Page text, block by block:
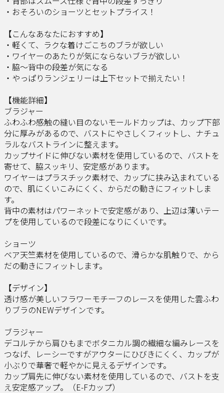
・おそろいのショーツとセットプライス！
【こんなあなたにおすすめ】
・軽くて、ラクな着けごこちのブラが欲しい
・ワイヤーのあたりが気にならないブラが欲しい
・脇～背中の段差が気になる
・やっぱりランジェリーは上下セットで揃えたい！
【機能詳細】
ブラジャー
ふわふわ感触の縫い目のないモールドカップは、カップ下部
分に厚みがあるので、バストにやさしくフィットし、ナチュ
ラルなバストラインに整えます。
カップサイドに伸びない素材を使用しているので、バストを
寄せて、脇スッキリ、安定感があります。
ワイヤーはプラスチック素材で、カップに挟み込まれている
ので、肌にくいこみにくく、からだの動きにフィットしま
す。
背中の素材はパワーネットで安定感があり、上辺は薄いテー
プを使用しているので段差になりにくいです。
ショーツ
ベア天竺素材を使用しているので、滑らかな肌触りで、から
だの動きにフィットします。
【デザイン】
透け感が美しいフラワーモチーフのレースを使用した雲ふわ
りブラのNEWデザインです。
ブラジャー
デコルテから肩ひもまでボタニカル調の繊細な編みレースを
つなげ、レーシーですがアウターにひびきにくく、カップが
小ぶりで華奢で軽やかに見えるデザインです。
カップ肩先に伸びない素材を使用しているので、バストを支
え安定感アップ。（E-Fカップ）